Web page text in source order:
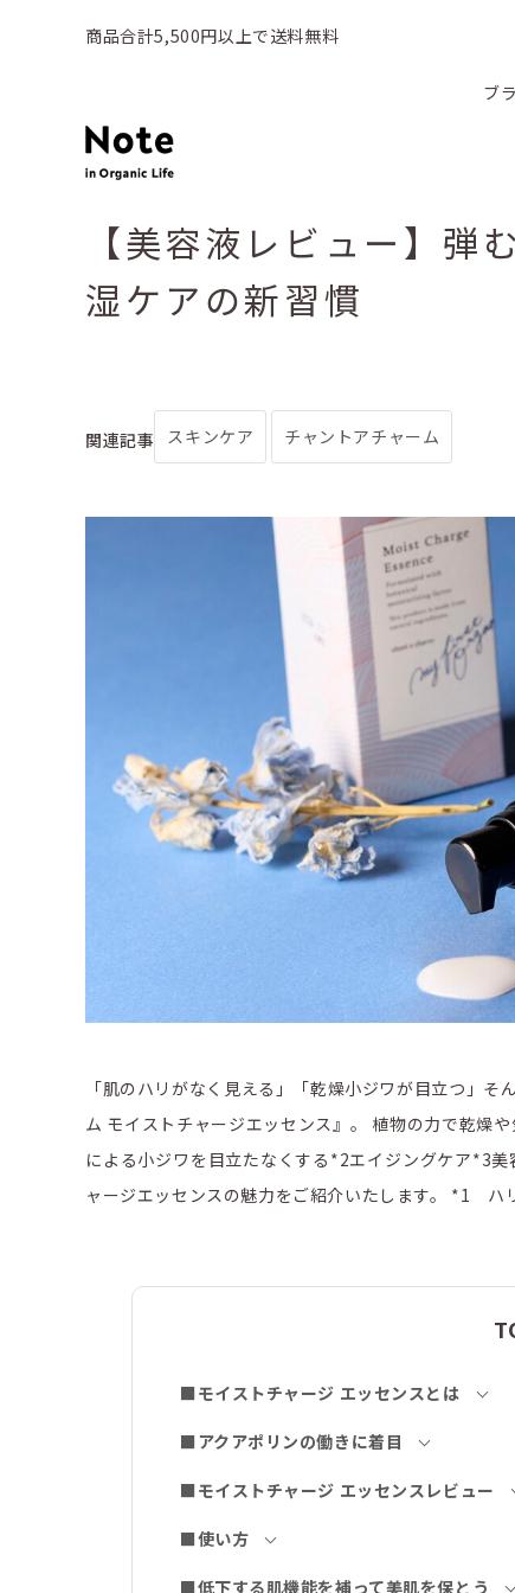
商品合計5,500円以上で送料無料
ブ
【美容液レビュー】弾
湿ケアの新習慣
関連記事 スキンケア チャントアチャーム
「肌のハリがなく見える」「乾燥小ジワが目立つ」
ム モイストチャージエッセンス』。 植物の力で乾燥
による小ジワを目立たなくする*2エイジングケア*3
ャージエッセンスの魅力をご紹介いたします。 *1
■モイストチャージ エッセンスとは
■アクアポリンの働きに着目
■モイストチャージ エッセンスレビュー
■使い方
■低下する肌機能を補って美肌を保とう